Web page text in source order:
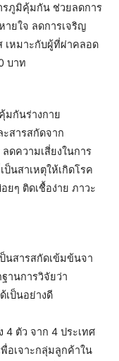
รภูมิคุ้มกัน ช่วยลดการ
ายใจ ลดการเจริญ
เหมาะกับผู้ที่ผ่าคลอด
บาท
มกันร่างกาย
ะสารสกัดจาก
ดความเสี่ยงในการ
นสาเหตุให้เกิดโรค
ยๆ ติดเชื้อง่าย ภาวะ
นสารสกัดเข้มข้นจา
านการวิจัยว่า
เป็นอย่างดี
ตัว จาก 4 ประเทศ
อเจาะกลุ่มลูกค้าใน